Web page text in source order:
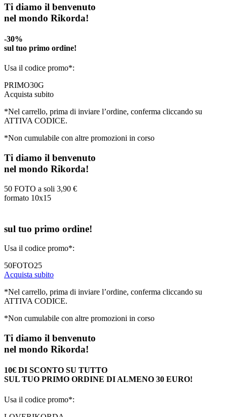
Ti diamo il benvenuto
nel mondo Rikorda!
-30%
sul tuo primo ordine!
Usa il codice promo*:
PRIMO30G
Acquista subito
*Nel carrello, prima di inviare l’ordine, conferma cliccando su
ATTIVA CODICE.
*Non cumulabile con altre promozioni in corso
Ti diamo il benvenuto
nel mondo Rikorda!
50 FOTO a soli 3,90 €
formato 10x15
sul tuo primo ordine!
Usa il codice promo*:
50FOTO25
Acquista subito
*Nel carrello, prima di inviare l’ordine, conferma cliccando su
ATTIVA CODICE.
*Non cumulabile con altre promozioni in corso
Ti diamo il benvenuto
nel mondo Rikorda!
10€ DI SCONTO SU TUTTO
SUL TUO PRIMO ORDINE DI ALMENO 30 EURO!
Usa il codice promo*: